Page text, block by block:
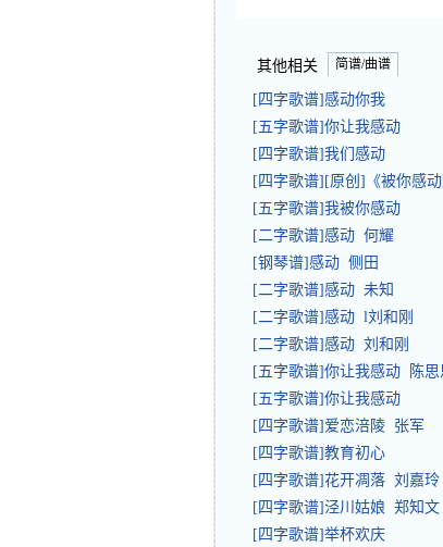
其他相关 简谱/曲谱
[四字歌谱]感动你我
[五字歌谱]你让我感动
[四字歌谱]我们感动
[四字歌谱][原创]《被你感
[五字歌谱]我被你感动
[二字歌谱]感动 何耀
[钢琴谱]感动 侧田
[二字歌谱]感动 未知
[二字歌谱]感动 l刘和刚
[二字歌谱]感动 刘和刚
[五字歌谱]你让我感动 陈思
[五字歌谱]你让我感动
[四字歌谱]爱恋涪陵 张军
[四字歌谱]教育初心
[四字歌谱]花开凋落 刘嘉玲
[四字歌谱]泾川姑娘 郑知文
[四字歌谱]举杯欢庆